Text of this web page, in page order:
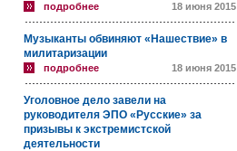
подробнее 18 июня 2015
Музыканты обвиняют «Нашествие» в
милитаризации
подробнее 18 июня 2015
Уголовное дело завели на
руководителя ЭПО «Русские» за
призывы к экстремистской
деятельности